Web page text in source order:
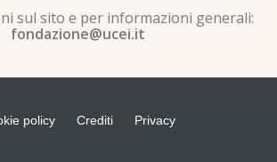
sul sito e per informazioni generali:
fondazione@ucei.it
policy Crediti Privacy